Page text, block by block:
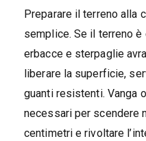
Preparare il terreno alla
semplice. Se il terreno è
erbacce e sterpaglie
liberare la superficie,
guanti resistenti. Vanga
necessari per scendere
centimetri e rivoltare